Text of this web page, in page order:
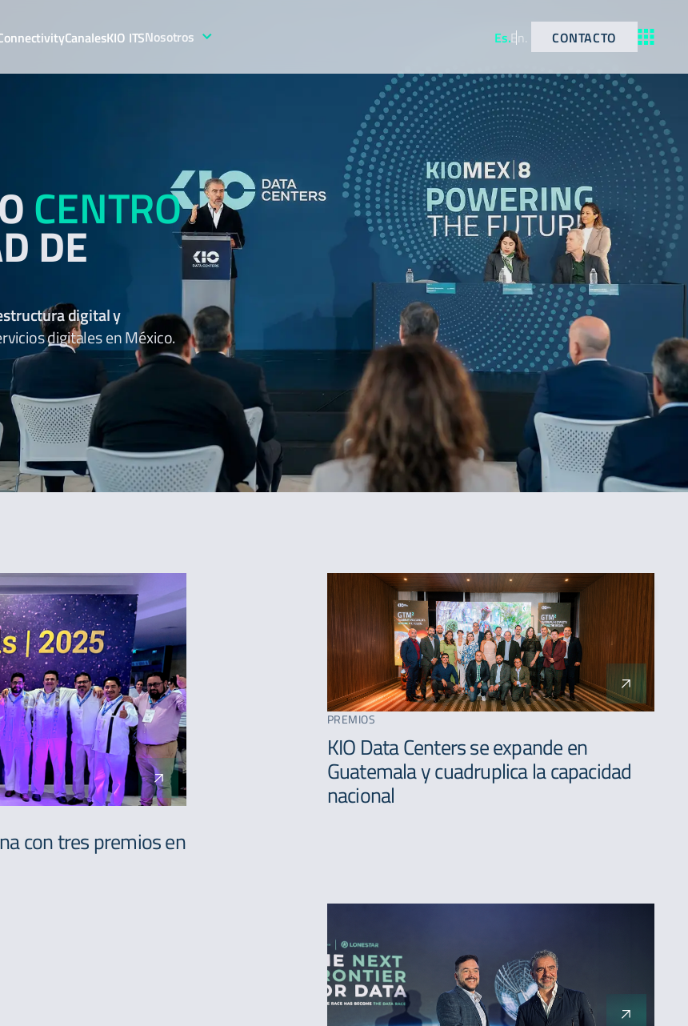
CanalesKIO ITSNosotros Es.En. CONTACTO
CENTRO
DE
digital y
digitales en México.
ORDENAR
Más reciente
Menos reciente
con tres premios en
PREMIOS
KIO Data Centers se expande en
Guatemala y cuadruplica la capacidad
nacional